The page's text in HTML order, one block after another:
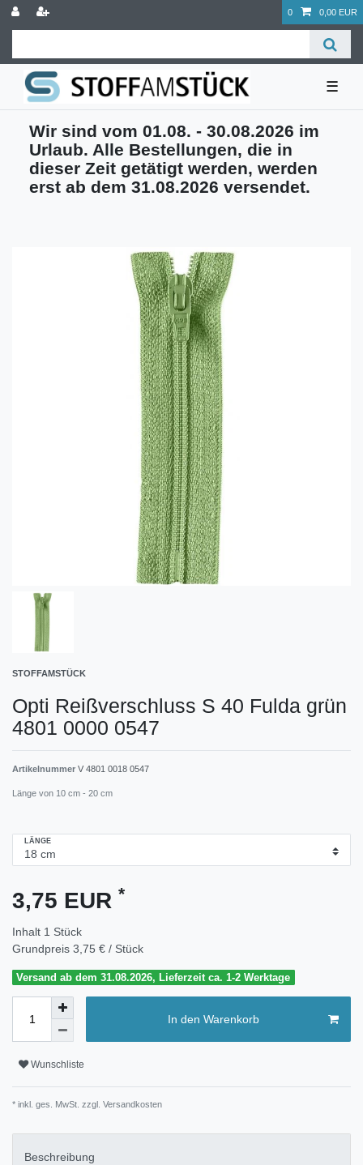
0 0,00 EUR
☰
Wir sind vom 01.08. - 30.08.2026 im
Urlaub. Alle Bestellungen, die in
dieser Zeit getätigt werden, werden
erst ab dem 31.08.2026 versendet.
STOFFAMSTÜCK
Opti Reißverschluss S 40 Fulda grün
4801 0000 0547
Artikelnummer V 4801 0018 0547
Länge von 10 cm - 20 cm
LÄNGE
3,75 EUR *
Inhalt 1 Stück
Grundpreis 3,75 € / Stück
Versand ab dem 31.08.2026, Lieferzeit ca. 1-2 Werktage
In den Warenkorb
Wunschliste
* inkl. ges. MwSt. zzgl. Versandkosten
Beschreibung